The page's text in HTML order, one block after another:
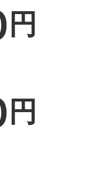
円
円